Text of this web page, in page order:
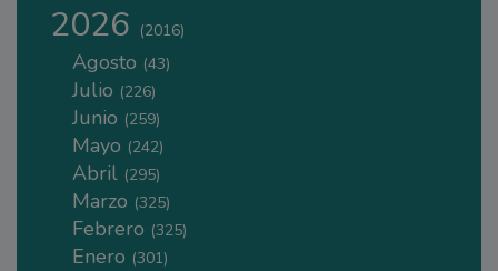
2026 (2016)
Agosto (43)
Julio (226)
Junio (259)
Mayo (242)
Abril (295)
Marzo (325)
Febrero (325)
Enero (301)